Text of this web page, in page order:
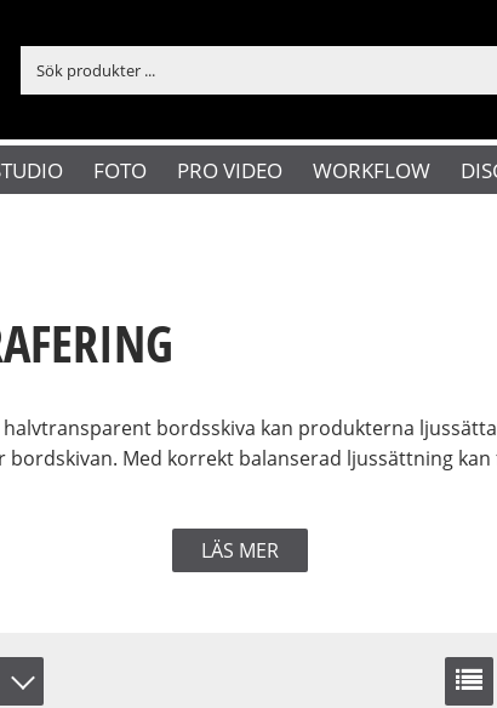
FOTO PRO VIDEO WORKFLOW
bordsskiva kan produkterna
Med korrekt balanserad ljussättning
LÄS MER